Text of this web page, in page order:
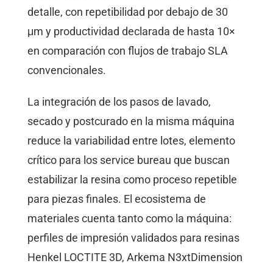
detalle, con repetibilidad por debajo de 30
μm y productividad declarada de hasta 10×
en comparación con flujos de trabajo SLA
convencionales.
La integración de los pasos de lavado,
secado y postcurado en la misma máquina
reduce la variabilidad entre lotes, elemento
crítico para los service bureau que buscan
estabilizar la resina como proceso repetible
para piezas finales. El ecosistema de
materiales cuenta tanto como la máquina:
perfiles de impresión validados para resinas
Henkel LOCTITE 3D, Arkema N3xtDimension